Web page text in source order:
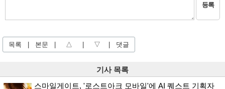
등록
목록 본문 △ ▽ 댓글
기사 목록
스마일게이트, '로스트아크 모바일'에 AI 퀘스트 기획자